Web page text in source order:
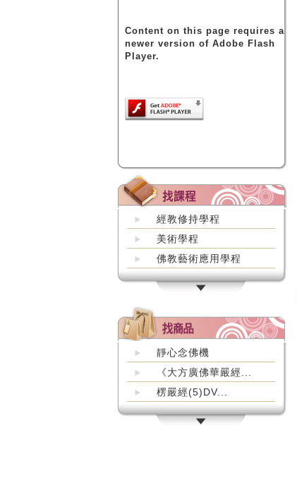
Content on this page requires a
newer version of Adobe Flash
Player.
經教修持學程
美術學程
佛教藝術應用學程
靜心念佛機
《大方廣佛華嚴經...
楞嚴經(5)DV...